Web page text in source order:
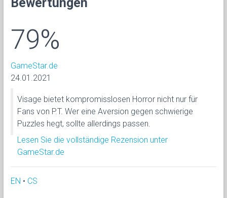
79%
GameStar.de
24.01.2021
Visage bietet kompromisslosen Horror nicht nur für
Fans von P.T. Wer eine Aversion gegen schwierige
Puzzles hegt, sollte allerdings passen.
Lesen Sie die vollständige Rezension unter
GameStar.de
EN • CS